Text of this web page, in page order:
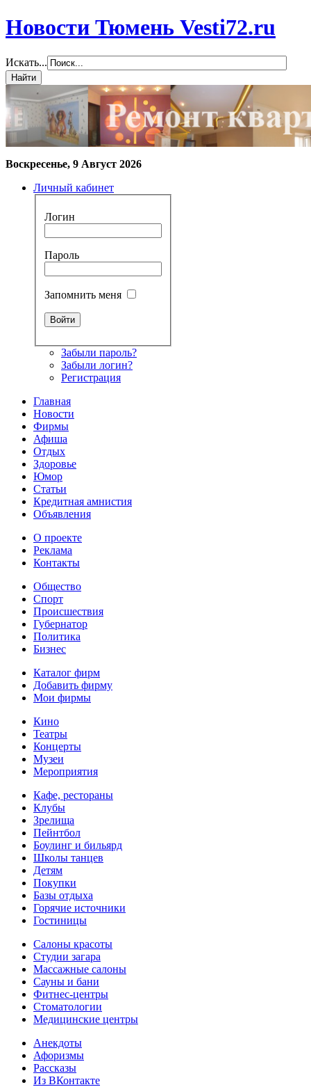
Новости Тюмень Vesti72.ru
Искать...
Воскресенье, 9 Август 2026
Личный кабинет
Логин
Пароль
Запомнить меня
Забыли пароль?
Забыли логин?
Регистрация
Главная
Новости
Фирмы
Афиша
Отдых
Здоровье
Юмор
Статьи
Кредитная амнистия
Объявления
О проекте
Реклама
Контакты
Общество
Спорт
Происшествия
Губернатор
Политика
Бизнес
Каталог фирм
Добавить фирму
Мои фирмы
Кино
Театры
Концерты
Музеи
Мероприятия
Кафе, рестораны
Клубы
Зрелища
Пейнтбол
Боулинг и бильярд
Школы танцев
Детям
Покупки
Базы отдыха
Горячие источники
Гостиницы
Салоны красоты
Студии загара
Массажные салоны
Сауны и бани
Фитнес-центры
Стоматологии
Медицинские центры
Анекдоты
Афоризмы
Рассказы
Из ВКонтакте